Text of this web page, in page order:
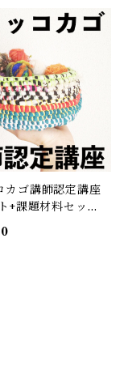
カゴ講師認定講座
+課題材料セッ